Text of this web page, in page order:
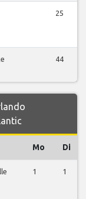
25
44
Mo Di
1 1